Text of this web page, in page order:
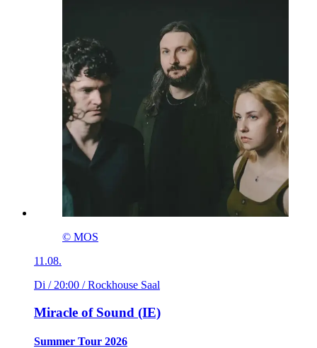
© MOS
11.08.
Di / 20:00 / Rockhouse Saal
Miracle of Sound (IE)
Summer Tour 2026